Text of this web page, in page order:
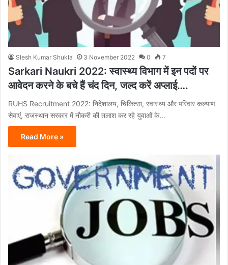
Slesh Kumar Shukla 3 November 2022 0 7
Sarkari Naukri 2022: स्वास्थ्य विभाग में इन पदों पर
आवेदन करने के बचे हैं चंद दिन, जल्द करें अप्लाई….
RUHS Recruitment 2022: निदेशालय, चिकित्सा, स्वास्थ्य और परिवार कल्याण
सेवाएं, राजस्थान सरकार में नौकरी की तलाश कर रहे युवाओं के…
Read More »